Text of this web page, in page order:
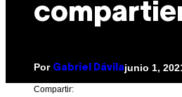
Por Gabriel Dávilajunio 1,
Compartir: